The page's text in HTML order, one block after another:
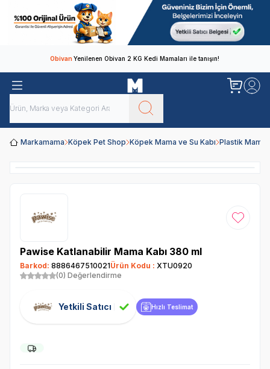
ObivanYenilenen Obivan 2 KG Kedi Mamaları ile tanışın!
Markamama Köpek Pet Shop Köpek Mama ve Su Kabı Plastik Mama
Favoriye
Pawise Katlanabilir Mama Kabı 380 ml
Barkod: 8886467510021Ürün Kodu : XTU0920
(0) Değerlendirme
Yetkili Satıcı Hızlı Teslimat